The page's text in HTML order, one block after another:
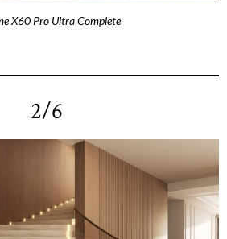
X60 Pro Ultra Complete
2/6